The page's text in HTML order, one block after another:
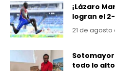
¡Lázaro
logran el
21 de agosto
todo lo